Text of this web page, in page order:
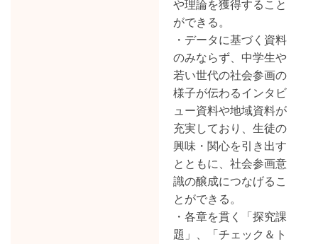
や理論を獲得すること
ができる。
・データに基づく資料
のみならず、中学生や
若い世代の社会参画の
様子が伝わるインタビ
ュー資料や地域資料が
充実しており、生徒の
興味・関心を引き出す
とともに、社会参画意
識の醸成につなげるこ
とができる。
・各章を貫く「探究課
題」、「チェック＆ト